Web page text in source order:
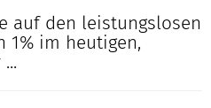
auf den leistungslosen
1% im heutigen,